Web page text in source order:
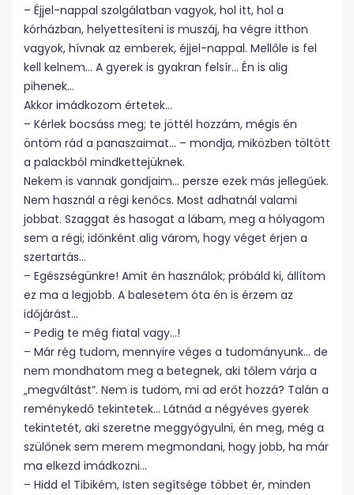
– Éjjel-nappal szolgálatban vagyok, hol itt, hol a
kórházban, helyettesíteni is muszáj, ha végre itthon
vagyok, hívnak az emberek, éjjel-nappal. Mellőle is fel
kell kelnem… A gyerek is gyakran felsír… Én is alig
pihenek…
Akkor imádkozom értetek…
– Kérlek bocsáss meg; te jöttél hozzám, mégis én
öntöm rád a panaszaimat… – mondja, miközben töltött
a palackból mindkettejüknek.
Nekem is vannak gondjaim… persze ezek más jellegűek.
Nem használ a régi kenőcs. Most adhatnál valami
jobbat. Szaggat és hasogat a lábam, meg a hólyagom
sem a régi; időnként alig várom, hogy véget érjen a
szertartás…
– Egészségünkre! Amit én használok; próbáld ki, állítom
ez ma a legjobb. A balesetem óta én is érzem az
időjárást…
– Pedig te még fiatal vagy…!
– Már rég tudom, mennyire véges a tudományunk… de
nem mondhatom meg a betegnek, aki tőlem várja a
„megváltást”. Nem is tudom, mi ad erőt hozzá? Talán a
reménykedő tekintetek… Látnád a négyéves gyerek
tekintetét, aki szeretne meggyógyulni, én meg, még a
szülőnek sem merem megmondani, hogy jobb, ha már
ma elkezd imádkozni…
– Hidd el Tibikém, Isten segítsége többet ér, minden